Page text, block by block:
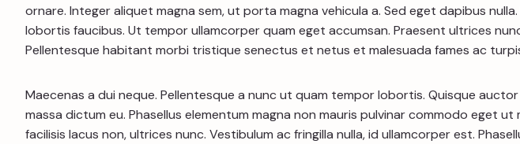
ornare. Integer aliquet magna sem, ut porta magna vehicula a. Sed eget dapibus
lobortis faucibus. Ut tempor ullamcorper quam eget accumsan. Praesent ultrices
Pellentesque habitant morbi tristique senectus et netus et malesuada fames ac
Maecenas a dui neque. Pellentesque a nunc ut quam tempor lobortis. Quisque
massa dictum eu. Phasellus elementum magna non mauris pulvinar commodo eget ut
facilisis lacus non, ultrices nunc. Vestibulum ac fringilla nulla, id ullamcorper est.